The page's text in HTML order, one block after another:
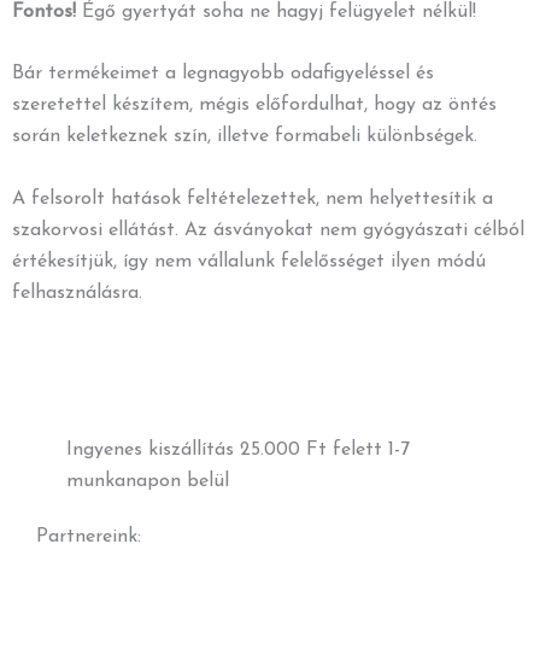
Fontos! Égő gyertyát soha ne hagyj felügyelet nélkül!
Bár termékeimet a legnagyobb odafigyeléssel és
szeretettel készítem, mégis előfordulhat, hogy az öntés
során keletkeznek szín, illetve formabeli különbségek.
A felsorolt hatások feltételezettek, nem helyettesítik a
szakorvosi ellátást. Az ásványokat nem gyógyászati célból
értékesítjük, így nem vállalunk felelősséget ilyen módú
felhasználásra.
Ingyenes kiszállítás 25.000 Ft felett 1-7
munkanapon belül
Partnereink: